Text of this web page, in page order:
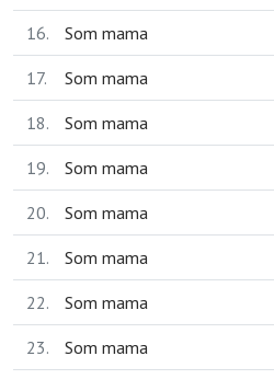
16. Som mama
17. Som mama
18. Som mama
19. Som mama
20. Som mama
21. Som mama
22. Som mama
23. Som mama